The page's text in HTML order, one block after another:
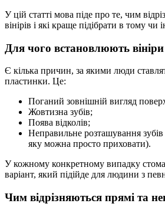
У цій статті мова піде про те, чим
вінірів і які краще підібрати в тому
Для чого встановлюють вініри
Є кілька причин, за якими люди
пластинки. Це:
Поганий зовнішній вигляд
Жовтизна зубів;
Поява відколів;
Неправильне розташування
яку можна просто приховати).
У кожному конкретному випадку
варіант, який підійде для людини з
Чим відрізняються прямі та